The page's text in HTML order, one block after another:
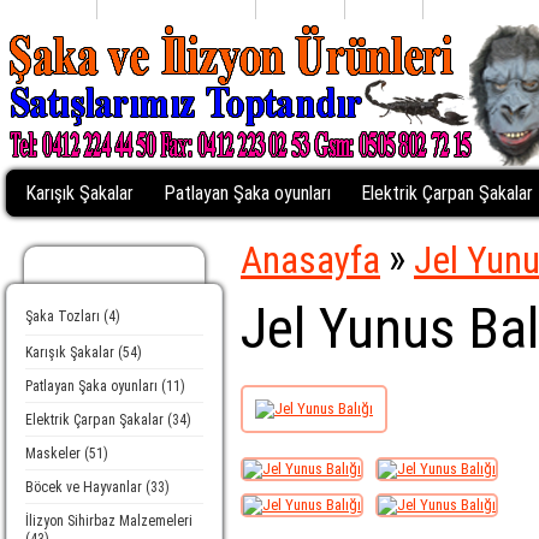
Karışık Şakalar Patlayan Şaka oyunları Elektrik Çarpan Şakalar
Şaka Tozları (4)
Karışık Şakalar (54)
Patlayan Şaka oyunları (11)
Elektrik Çarpan Şakalar (34)
Maskeler (51)
Böcek ve Hayvanlar (33)
İlizyon Sihirbaz Malzemeleri
Anasayfa » Jel
Jel Yunus